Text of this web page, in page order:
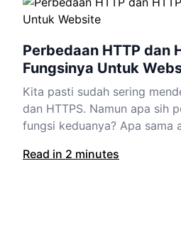
Perbedaan HTTP dan
Fungsinya Untuk
Kita pasti sudah sering
dan HTTPS. Namun apa sih
fungsi keduanya? Apa sama
Read in 2 minutes